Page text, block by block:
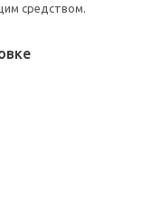
средством.